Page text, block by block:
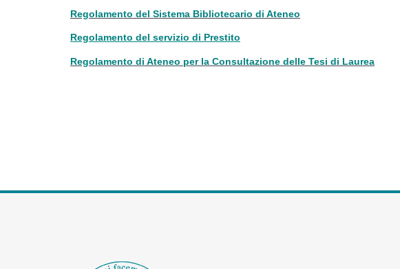
Regolamento del Sistema Bibliotecario di Ateneo
Regolamento del servizio di Prestito
Regolamento di Ateneo per la Consultazione delle Tesi di Laurea